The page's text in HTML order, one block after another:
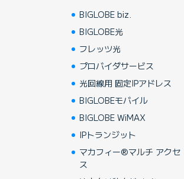
BIGLOBE biz.
BIGLOBE光
フレッツ光
プロバイダサービス
光回線用 固定IPアドレス
BIGLOBEモバイル
BIGLOBE WiMAX
IPトランジット
マカフィー®マルチ アクセ
ス